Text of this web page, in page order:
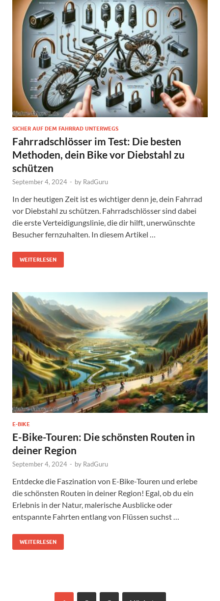
SICHER AUF DEM FAHRRAD UNTERWEGS
Fahrradschlösser im Test: Die besten
Methoden, dein Bike vor Diebstahl zu
schützen
September 4, 2024 - by RadGuru
In der heutigen Zeit ist es wichtiger denn je, dein Fahrrad
vor Diebstahl zu schützen. Fahrradschlösser sind dabei
die erste Verteidigungslinie, die dir hilft, unerwünschte
Besucher fernzuhalten. In diesem Artikel …
WEITERLESEN
E-BIKE
E-Bike-Touren: Die schönsten Routen in
deiner Region
September 4, 2024 - by RadGuru
Entdecke die Faszination von E-Bike-Touren und erlebe
die schönsten Routen in deiner Region! Egal, ob du ein
Erlebnis in der Natur, malerische Ausblicke oder
entspannte Fahrten entlang von Flüssen suchst …
WEITERLESEN